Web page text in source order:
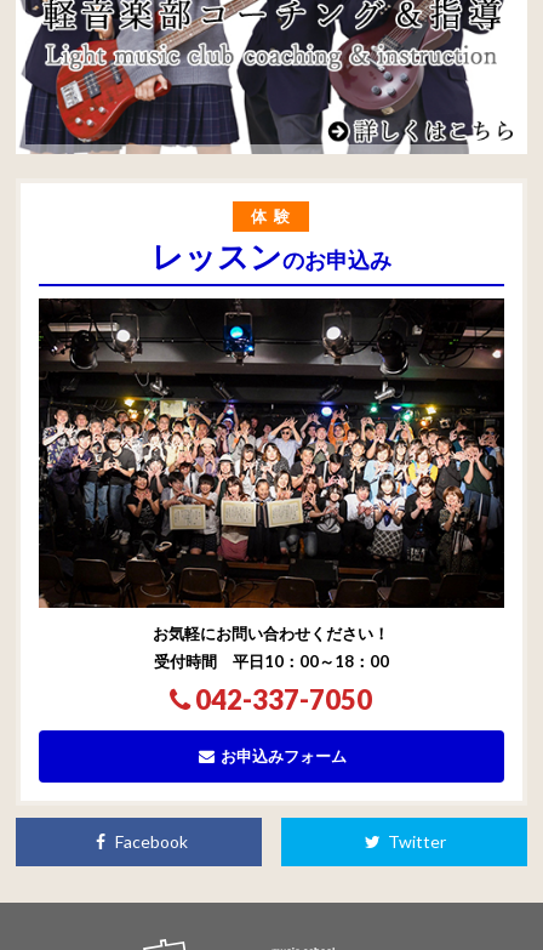
体験
レッスンのお申込み
お気軽にお問い合わせください！
受付時間 平日10：00～18：00
042-337-7050
お申込みフォーム
Facebook Twitter